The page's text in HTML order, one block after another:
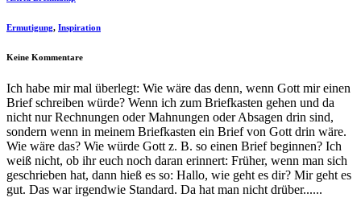
Ermutigung, Inspiration
Keine Kommentare
Ich habe mir mal überlegt: Wie wäre das denn, wenn Gott mir einen
Brief schreiben würde? Wenn ich zum Briefkasten gehen und da
nicht nur Rechnungen oder Mahnungen oder Absagen drin sind,
sondern wenn in meinem Briefkasten ein Brief von Gott drin wäre.
Wie wäre das? Wie würde Gott z. B. so einen Brief beginnen? Ich
weiß nicht, ob ihr euch noch daran erinnert: Früher, wenn man sich
geschrieben hat, dann hieß es so: Hallo, wie geht es dir? Mir geht es
gut. Das war irgendwie Standard. Da hat man nicht drüber......